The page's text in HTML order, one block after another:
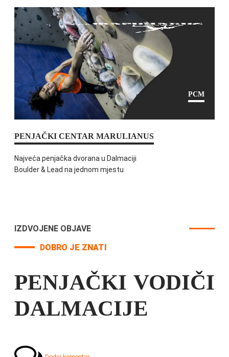
PCM
PENJAČKI CENTAR MARULIANUS
Najveća penjačka dvorana u Dalmaciji
Boulder & Lead na jednom mjestu
IZDVOJENE OBJAVE
DOBRO JE ZNATI
PENJAČKI VODIČI
DALMACIJE